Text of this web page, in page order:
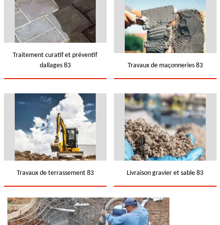
Traitement curatif et préventif
dallages 83
Travaux de maçonneries 83
Travaux de terrassement 83 Livraison gravier et sable 83